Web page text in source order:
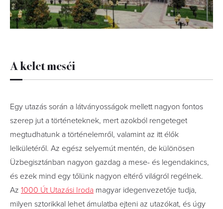
A kelet meséi
Egy utazás során a látványosságok mellett nagyon fontos
szerep jut a történeteknek, mert azokból rengeteget
megtudhatunk a történelemről, valamint az itt élők
lelkületéről. Az egész selyemút mentén, de különösen
Üzbegisztánban nagyon gazdag a mese- és legendakincs,
és ezek mind egy tőlünk nagyon eltérő világról regélnek.
Az 1000 Út Utazási Iroda magyar idegenvezetője tudja,
milyen sztorikkal lehet ámulatba ejteni az utazókat, és úgy